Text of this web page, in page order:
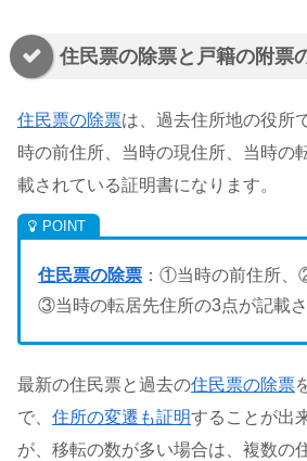
住民票の除票と戸籍の附票
住民票の除票は、過去住所地の役所
時の前住所、当時の現住所、当時の
載されている証明書になります。
住民票の除票 ：①当時の前住所、
③当時の転居先住所の3点が記載
最新の住民票と過去の住民票の除票
で、 住所の変遷も証明することが出
が、移転の数が多い場合は、複数の